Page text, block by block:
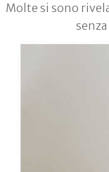
Molte si sono